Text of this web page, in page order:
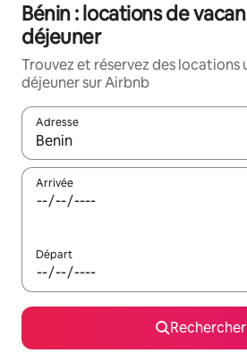
Bénin : locations de
déjeuner
Trouvez et réservez des locations
déjeuner sur Airbnb
Adresse
Lorsque les résultats s'affichent,
Arrivée
Départ
Rechercher